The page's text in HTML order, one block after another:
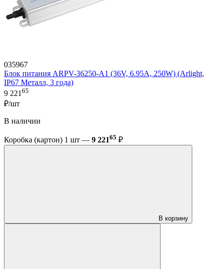
035967
Блок питания ARPV-36250-A1 (36V, 6.95A, 250W) (Arlight,
IP67 Металл, 3 года)
9 221 65
₽/шт
В наличии
Коробка (картон) 1 шт — 9 22165 ₽
В корзину